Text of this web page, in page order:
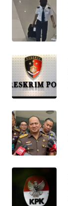
SPORT
WAHANA
UMKM
WAHANA
SELEB
PERSONA
WAHANA
OTOMOTIF
WAHANA
HEALTH